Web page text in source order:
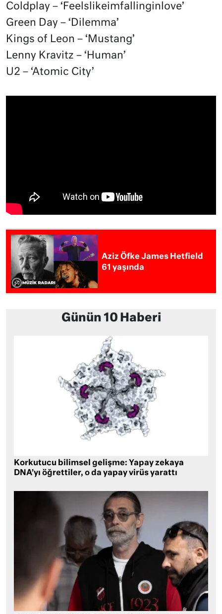
Coldplay – ‘Feelslikeimfallinginlove’
Green Day – ‘Dilemma’
Kings of Leon – ‘Mustang’
Lenny Kravitz – ‘Human’
U2 – ‘Atomic City’
Aziz Öfke James Hetfield
61 yaşında
Günün 10 Haberi
Korkutucu bilimsel gelişme: Yapay zekaya
DNA’yı öğrettiler, o da yapay virüs yarattı